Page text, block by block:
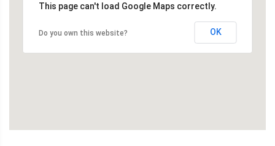
This page can't load Google Maps correctly.
Do you own this website? OK